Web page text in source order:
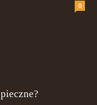
0